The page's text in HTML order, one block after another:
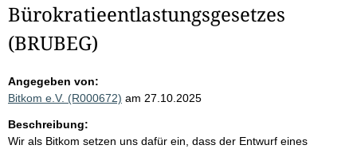
Bürokratieentlastungsgesetzes
(BRUBEG)
Angegeben von:
Bitkom e.V. (R000672) am 27.10.2025
Beschreibung:
Wir als Bitkom setzen uns dafür ein, dass der Entwurf eines